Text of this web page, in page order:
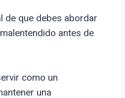
de que debes abordar
antes de
como un
una